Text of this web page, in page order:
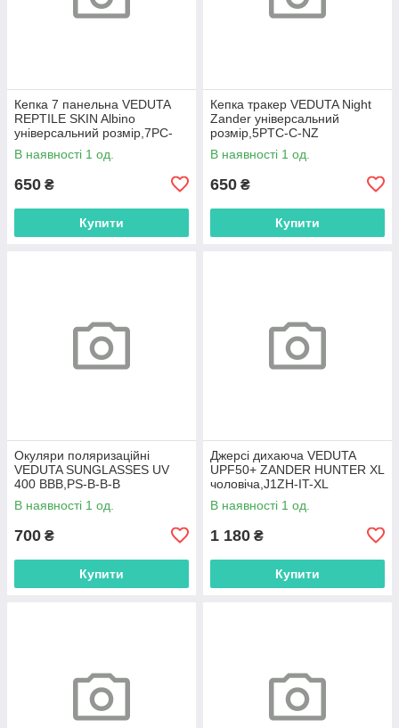
Кепка 7 панельна VEDUTA
REPTILE SKIN Albino
універсальний розмір,7PC-
UV-RSA
В наявності 1 од.
650 ₴
Купити
Кепка тракер VEDUTA Night
Zander універсальний
розмір,5PTC-C-NZ
В наявності 1 од.
650 ₴
Купити
Окуляри поляризаційні
VEDUTA SUNGLASSES UV
400 BBB,PS-B-B-B
В наявності 1 од.
700 ₴
Купити
Джерсі дихаюча VEDUTA
UPF50+ ZANDER HUNTER XL
чоловіча,J1ZH-IT-XL
В наявності 1 од.
1 180 ₴
Купити